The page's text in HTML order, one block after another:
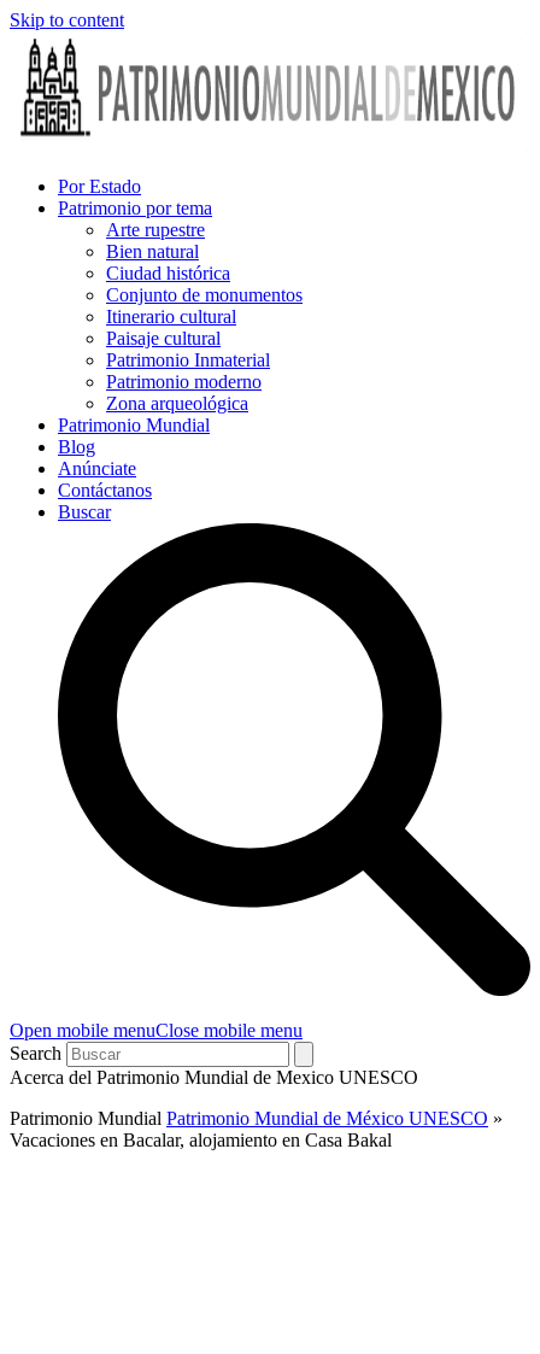
Skip to content
Por Estado
Patrimonio por tema
Arte rupestre
Bien natural
Ciudad histórica
Conjunto de monumentos
Itinerario cultural
Paisaje cultural
Patrimonio Inmaterial
Patrimonio moderno
Zona arqueológica
Patrimonio Mundial
Blog
Anúnciate
Contáctanos
Buscar
Open mobile menuClose mobile menu
Search
Acerca del Patrimonio Mundial de Mexico UNESCO
Patrimonio Mundial Patrimonio Mundial de México UNESCO »
Vacaciones en Bacalar, alojamiento en Casa Bakal